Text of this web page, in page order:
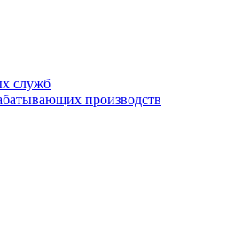
служб
производств